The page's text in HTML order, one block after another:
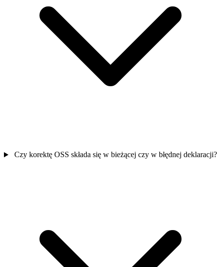
Czy korektę OSS składa się w bieżącej czy w błędnej deklaracji?